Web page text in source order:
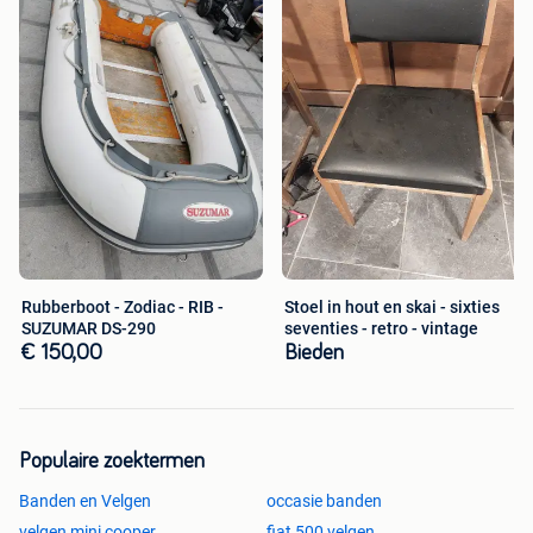
Rubberboot - Zodiac - RIB -
SUZUMAR DS-290
€ 150,00
Stoel in hout en skai - sixties
seventies - retro - vintage
Bieden
Populaire zoektermen
Banden en Velgen
occasie banden